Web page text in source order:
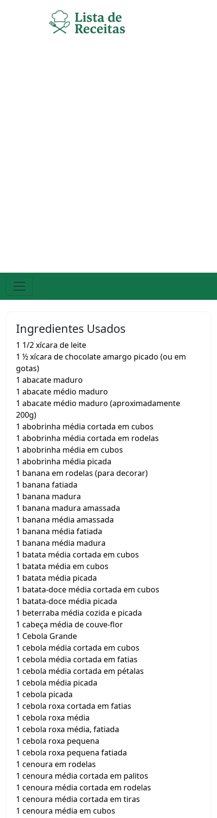
Ingredientes Usados
1 1/2 xícara de leite
1 ½ xícara de chocolate amargo picado (ou em
gotas)
1 abacate maduro
1 abacate médio maduro
1 abacate médio maduro (aproximadamente
200g)
1 abobrinha média cortada em cubos
1 abobrinha média cortada em rodelas
1 abobrinha média em cubos
1 abobrinha média picada
1 banana em rodelas (para decorar)
1 banana fatiada
1 banana madura
1 banana madura amassada
1 banana média amassada
1 banana média fatiada
1 banana média madura
1 batata média cortada em cubos
1 batata média em cubos
1 batata média picada
1 batata-doce média cortada em cubos
1 batata-doce média picada
1 beterraba média cozida e picada
1 cabeça média de couve-flor
1 Cebola Grande
1 cebola média cortada em cubos
1 cebola média cortada em fatias
1 cebola média cortada em pétalas
1 cebola média picada
1 cebola picada
1 cebola roxa cortada em fatias
1 cebola roxa média
1 cebola roxa média, fatiada
1 cebola roxa pequena
1 cebola roxa pequena fatiada
1 cenoura em rodelas
1 cenoura média cortada em palitos
1 cenoura média cortada em rodelas
1 cenoura média cortada em tiras
1 cenoura média em cubos